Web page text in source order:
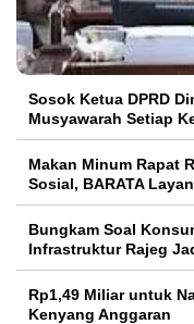
Sosok Ketua DPRD
Musyawarah Setiap
Makan Minum Rapat
Sosial, BARATA
Bungkam Soal
Infrastruktur Rajeg
Rp1,49 Miliar untuk
Kenyang Anggaran